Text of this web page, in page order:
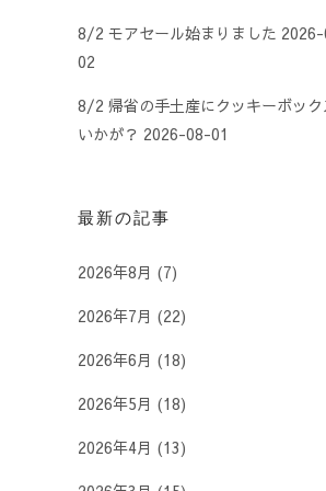
8/2 モアセール始まりました
02
8/2 帰省の手土産にクッキーボッ
いかが？ 2026-08-01
最新の記事
2026年8月 (7)
2026年7月 (22)
2026年6月 (18)
2026年5月 (18)
2026年4月 (13)